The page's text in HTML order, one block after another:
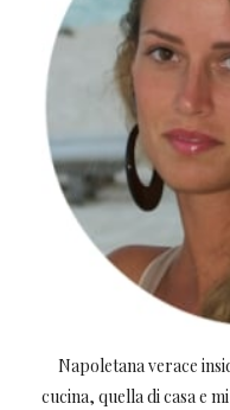
Napoletana verace
cucina, quella di casa e